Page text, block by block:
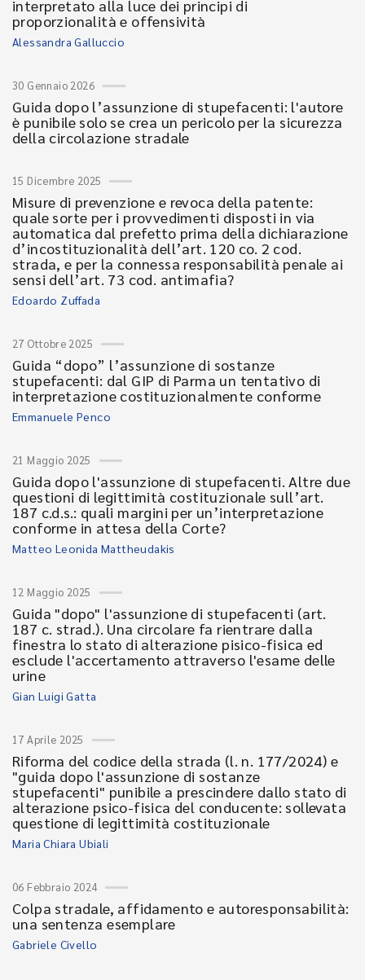
interpretato alla luce dei principi di
proporzionalità e offensività
Alessandra Galluccio
30 Gennaio 2026
Guida dopo l’assunzione di stupefacenti: l'autore
è punibile solo se crea un pericolo per la sicurezza
della circolazione stradale
15 Dicembre 2025
Misure di prevenzione e revoca della patente:
quale sorte per i provvedimenti disposti in via
automatica dal prefetto prima della dichiarazione
d’incostituzionalità dell’art. 120 co. 2 cod.
strada, e per la connessa responsabilità penale ai
sensi dell’art. 73 cod. antimafia?
Edoardo Zuffada
27 Ottobre 2025
Guida “dopo” l’assunzione di sostanze
stupefacenti: dal GIP di Parma un tentativo di
interpretazione costituzionalmente conforme
Emmanuele Penco
21 Maggio 2025
Guida dopo l'assunzione di stupefacenti. Altre due
questioni di legittimità costituzionale sull’art.
187 c.d.s.: quali margini per un’interpretazione
conforme in attesa della Corte?
Matteo Leonida Mattheudakis
12 Maggio 2025
Guida "dopo" l'assunzione di stupefacenti (art.
187 c. strad.). Una circolare fa rientrare dalla
finestra lo stato di alterazione pisico-fisica ed
esclude l'accertamento attraverso l'esame delle
urine
Gian Luigi Gatta
17 Aprile 2025
Riforma del codice della strada (l. n. 177/2024) e
"guida dopo l'assunzione di sostanze
stupefacenti" punibile a prescindere dallo stato di
alterazione psico-fisica del conducente: sollevata
questione di legittimità costituzionale
Maria Chiara Ubiali
06 Febbraio 2024
Colpa stradale, affidamento e autoresponsabilità:
una sentenza esemplare
Gabriele Civello